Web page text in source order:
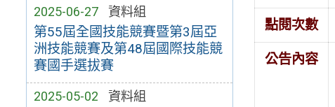
2025-06-27 資料組
第55屆全國技能競賽暨第3屆亞
洲技能競賽及第48屆國際技能競
賽國手選拔賽
2025-05-02 資料組
點閱次數
公告內容